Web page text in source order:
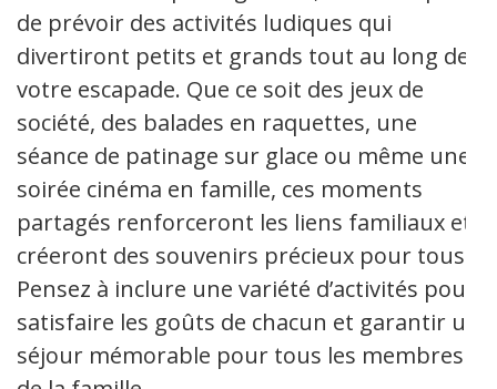
de prévoir des activités ludiques qui
divertiront petits et grands tout au long de
votre escapade. Que ce soit des jeux de
société, des balades en raquettes, une
séance de patinage sur glace ou même une
soirée cinéma en famille, ces moments
partagés renforceront les liens familiaux et
créeront des souvenirs précieux pour tous.
Pensez à inclure une variété d’activités pour
satisfaire les goûts de chacun et garantir un
séjour mémorable pour tous les membres